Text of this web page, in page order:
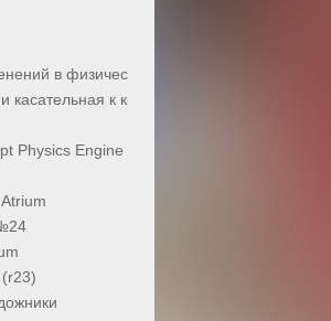
в физическом движке
касательная к кривой Безье
Physics Engine